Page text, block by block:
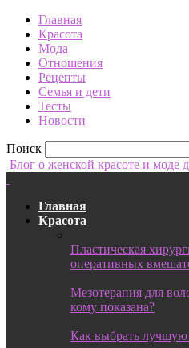
Главная
Красота
Мода
Отношения
Рецепты
Семья и дети
Тесты
Новости
Поиск
Блог о женской красоте и
Главная
Красота
Пластическая
оперативных
Мезотерапия для
кому показана?
Как выбрать лучшую